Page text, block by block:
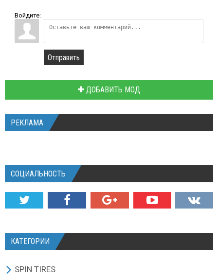
Войдите:
Отправить
ДОБАВИТЬ МОД
РЕКЛАМА
СОЦИАЛЬНОСТЬ
КАТЕГОРИИ
SPIN TIRES